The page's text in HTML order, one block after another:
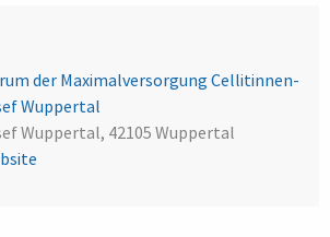
der Maximalversorgung Cellitinnen-
Wuppertal
Wuppertal, 42105 Wuppertal